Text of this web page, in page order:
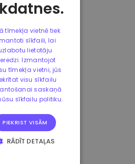
tīmekļa vietnē tiek
sīkfaili, lai
lietotāju
Izmantojot
tīmekļa vietni, jūs
visu sīkfailu
saskaņā
sīkfailu politiku.
PIEKRIST VISĀM
RĀDĪT DETAĻAS